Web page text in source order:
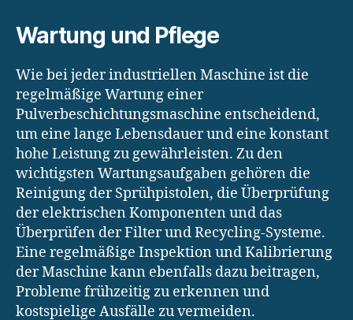
Wartung und Pflege
Wie bei jeder industriellen Maschine ist die
regelmäßige Wartung einer
Pulverbeschichtungsmaschine entscheidend,
um eine lange Lebensdauer und eine konstant
hohe Leistung zu gewährleisten. Zu den
wichtigsten Wartungsaufgaben gehören die
Reinigung der Sprühpistolen, die Überprüfung
der elektrischen Komponenten und das
Überprüfen der Filter und Recycling-Systeme.
Eine regelmäßige Inspektion und Kalibrierung
der Maschine kann ebenfalls dazu beitragen,
Probleme frühzeitig zu erkennen und
kostspielige Ausfälle zu vermeiden.